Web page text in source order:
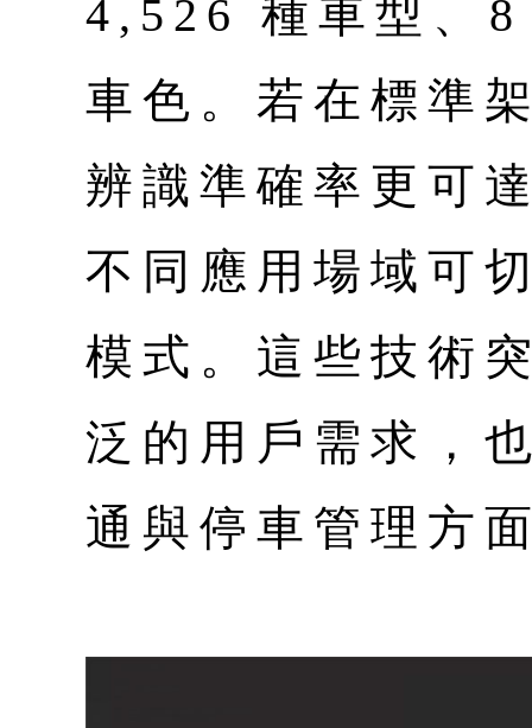
4,526 種車型、
車色。若在標準
辨識準確率更可
不同應用場域可
模式。這些技術
泛的用戶需求，
通與停車管理方